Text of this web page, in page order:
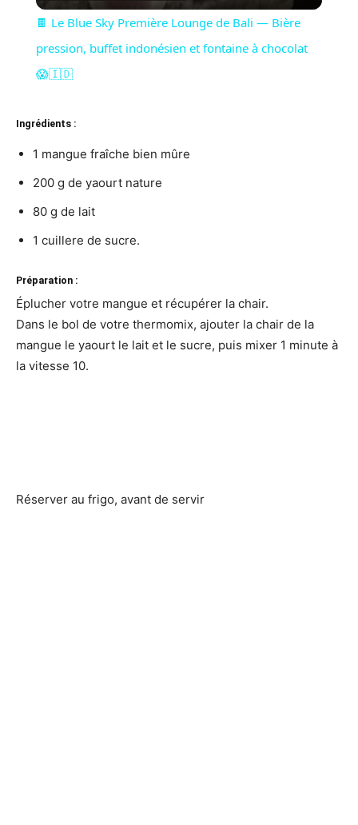
🍫 Le Blue Sky Première Lounge de Bali — Bière
pression, buffet indonésien et fontaine à chocolat
😱🇮🇩
Ingrédients :
1 mangue fraîche bien mûre
200 g de yaourt nature
80 g de lait
1 cuillere de sucre.
Préparation :
Éplucher votre mangue et récupérer la chair.
Dans le bol de votre thermomix, ajouter la chair de la
mangue le yaourt le lait et le sucre, puis mixer 1 minute à
la vitesse 10.
Réserver au frigo, avant de servir